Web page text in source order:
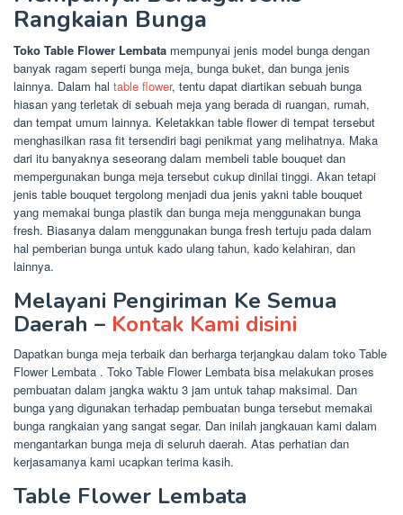
Rangkaian Bunga
Toko Table Flower Lembata mempunyai jenis model bunga dengan
banyak ragam seperti bunga meja, bunga buket, dan bunga jenis
lainnya. Dalam hal table flower, tentu dapat diartikan sebuah bunga
hiasan yang terletak di sebuah meja yang berada di ruangan, rumah,
dan tempat umum lainnya. Keletakkan table flower di tempat tersebut
menghasilkan rasa fit tersendiri bagi penikmat yang melihatnya. Maka
dari itu banyaknya seseorang dalam membeli table bouquet dan
mempergunakan bunga meja tersebut cukup dinilai tinggi. Akan tetapi
jenis table bouquet tergolong menjadi dua jenis yakni table bouquet
yang memakai bunga plastik dan bunga meja menggunakan bunga
fresh. Biasanya dalam menggunakan bunga fresh tertuju pada dalam
hal pemberian bunga untuk kado ulang tahun, kado kelahiran, dan
lainnya.
Melayani Pengiriman Ke Semua
Daerah – Kontak Kami disini
Dapatkan bunga meja terbaik dan berharga terjangkau dalam toko Table
Flower Lembata . Toko Table Flower Lembata bisa melakukan proses
pembuatan dalam jangka waktu 3 jam untuk tahap maksimal. Dan
bunga yang digunakan terhadap pembuatan bunga tersebut memakai
bunga rangkaian yang sangat segar. Dan inilah jangkauan kami dalam
mengantarkan bunga meja di seluruh daerah. Atas perhatian dan
kerjasamanya kami ucapkan terima kasih.
Table Flower Lembata